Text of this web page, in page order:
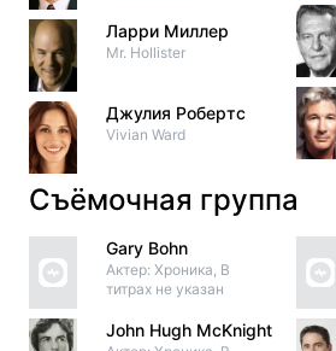
Ларри Миллер
Mr. Hollister
Джулия Робертс
Vivian Ward
Съёмочная группа
Gary Bohn
Актер: Хроника, В
титрах не указан
John Hugh McKnight